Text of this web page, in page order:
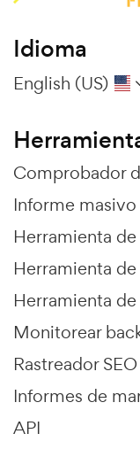
Idioma
English (US)
Comprobador
Informe masivo
Herramienta
Herramienta
Herramienta
Monitorear
Rastreador SEO
Informes de
API